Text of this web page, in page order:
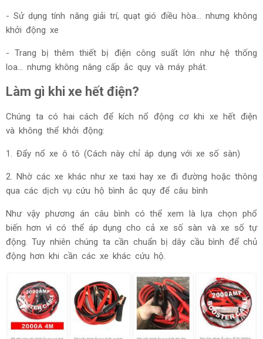
- Sử dụng tính năng giải trí, quạt gió điều hòa... nhưng không
khởi động xe
- Trang bị thêm thiết bị điện công suất lớn như hệ thống
loa... nhưng không nâng cấp ắc quy và máy phát.
Làm gì khi xe hết điện?
Chúng ta có hai cách để kích nổ động cơ khi xe hết điện
và không thể khởi động:
1. Đẩy nổ xe ô tô (Cách này chỉ áp dụng với xe số sàn)
2. Nhờ các xe khác như xe taxi hay xe đi đường hoặc thông
qua các dịch vụ cứu hộ bình ắc quy để câu bình
Như vậy phương án câu bình có thể xem là lựa chọn phổ
biến hơn vì có thể áp dụng cho cả xe số sàn và xe số tự
động. Tuy nhiên chúng ta cần chuẩn bị dây cầu bình để chủ
động hơn khi cần các xe khác cứu hộ.